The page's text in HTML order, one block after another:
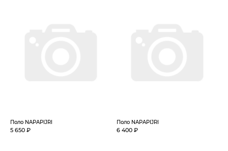
Поло NAPAPIJRI
5 650 ₽
Поло NAPAPIJRI
6 400 ₽